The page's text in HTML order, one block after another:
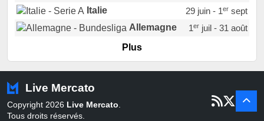
Italie
29 juin - 1ersept
Allemagne
1erjuil - 31 août
Portugal
Pays-Bas
22 juin - 2 sept
Belgique
juil - 31
Plus
Live Mercato
Copyright 2026 Live Mercato
Tous droits réservés.